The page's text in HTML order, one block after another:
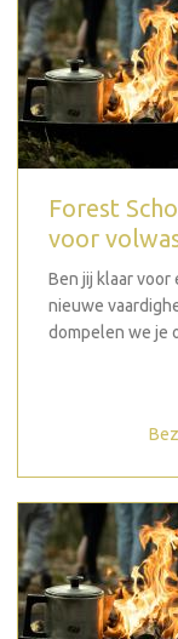
Forest
voor
Ben jij klaar
nieuwe
dompelen we je